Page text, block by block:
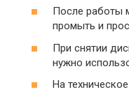
После работы
промыть и
При снятии
нужно
На